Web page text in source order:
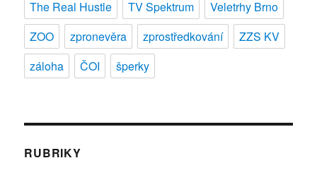
The Real Hustle TV Spektrum
Veletrhy Brno
ZOO
zpronevěra zprostředkování
ZZS KV
záloha
ČOI šperky
RUBRIKY